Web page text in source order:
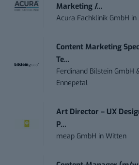
Marketing /...
Acura Fachklinik GmbH in
Content Marketing
Te...
Ferdinand Bilstein GmbH
Ennepetal
Art Director – UX
P...
meap GmbH inWitten